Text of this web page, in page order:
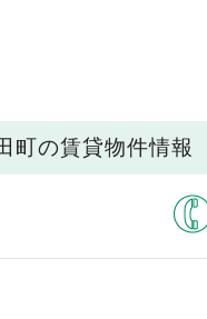
町の賃貸物件情報